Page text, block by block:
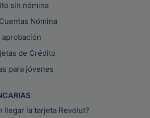
sin nómina
Nómina
de Crédito
para jóvenes
llegar la tarjeta Revolut?